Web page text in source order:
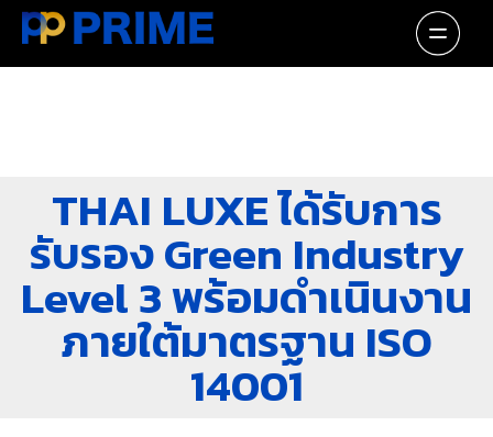
THAI LUXE ได้รับการ
รับรอง Green Industry
Level 3 พร้อมดำเนินงาน
ภายใต้มาตรฐาน ISO
14001